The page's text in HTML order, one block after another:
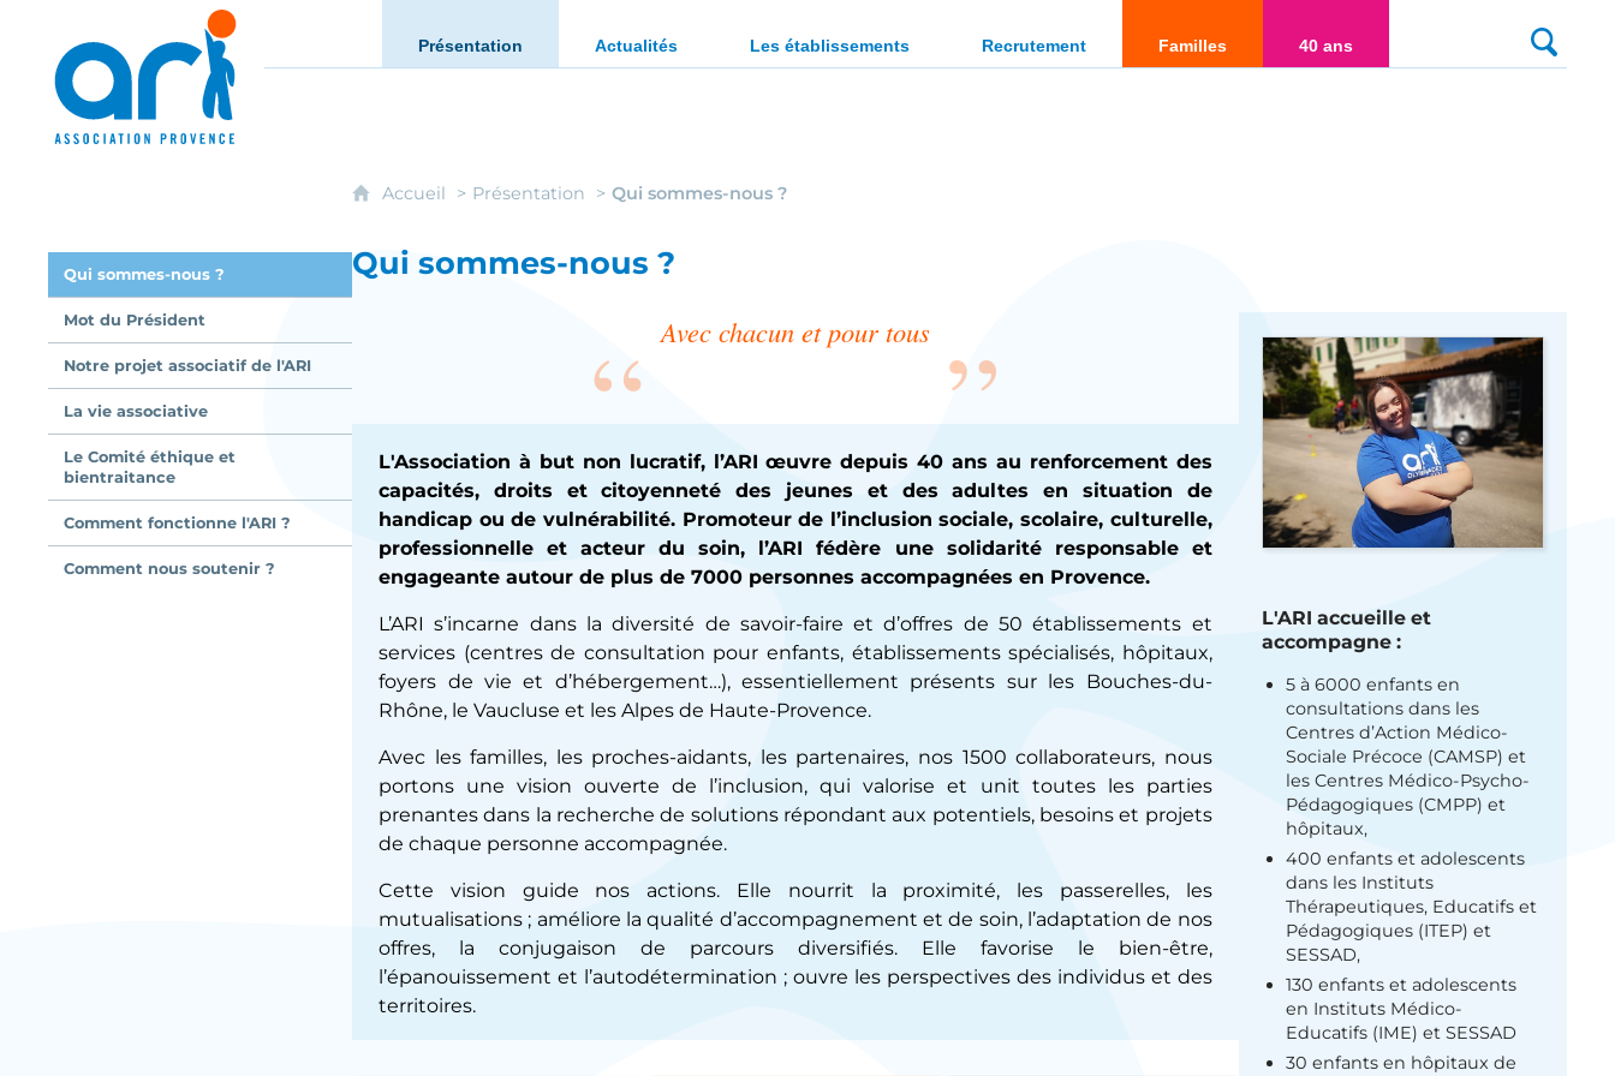
ARI - Association régionale pour l'intégration des personnes en situation de handicap ou en difficulté
Présentation Actualités Les établissements Recrutement Familles 40 ans
Qui sommes-nous ?
Mot du Président
Notre projet associatif de l'ARI
La vie associative
Le Comité éthique et
bientraitance
Comment fonctionne l'ARI ?
Comment nous soutenir ?
Accueil Présentation Qui sommes-nous ?
Qui sommes-nous ?
Avec chacun et pour tous
L'Association à but non lucratif, l’ARI œuvre depuis 40 ans au renforcement des
capacités, droits et citoyenneté des jeunes et des adultes en situation de
handicap ou de vulnérabilité. Promoteur de l’inclusion sociale, scolaire, culturelle,
professionnelle et acteur du soin, l’ARI fédère une solidarité responsable et
engageante autour de plus de 7000 personnes accompagnées en Provence.
L’ARI s’incarne dans la diversité de savoir-faire et d’offres de 50 établissements et
services (centres de consultation pour enfants, établissements spécialisés, hôpitaux,
foyers de vie et d’hébergement…), essentiellement présents sur les Bouches-du-
Rhône, le Vaucluse et les Alpes de Haute-Provence.
Avec les familles, les proches-aidants, les partenaires, nos 1500 collaborateurs, nous
portons une vision ouverte de l’inclusion, qui valorise et unit toutes les parties
prenantes dans la recherche de solutions répondant aux potentiels, besoins et projets
de chaque personne accompagnée.
Cette vision guide nos actions. Elle nourrit la proximité, les passerelles, les
mutualisations ; améliore la qualité d’accompagnement et de soin, l’adaptation de nos
offres, la conjugaison de parcours diversifiés. Elle favorise le bien-être,
l’épanouissement et l’autodétermination ; ouvre les perspectives des individus et des
territoires.
L'ARI accueille et
accompagne :
5 à 6000 enfants en
consultations dans les
Centres d’Action Médico-
Sociale Précoce (CAMSP) et
les Centres Médico-Psycho-
Pédagogiques (CMPP) et
hôpitaux,
400 enfants et adolescents
dans les Instituts
Thérapeutiques, Educatifs et
Pédagogiques (ITEP) et
SESSAD,
130 enfants et adolescents
en Instituts Médico-
Educatifs (IME) et SESSAD
30 enfants en hôpitaux de